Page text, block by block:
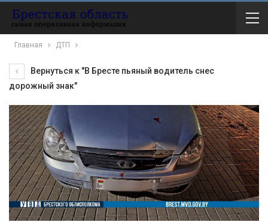
Главная ДТП
Вернуться к "В Бресте пьяный водитель снес
дорожный знак"